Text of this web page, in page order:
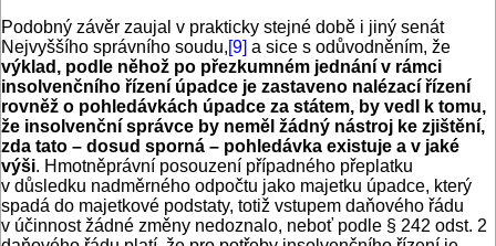
Podobný závěr zaujal v prakticky stejné době i jiný senát
Nejvyššího správního soudu,[9] a sice s odůvodněním, že
výklad, podle něhož po přezkumném jednání v rámci
insolven­čního řízení úpadce je zastaveno nalézací řízení
rovněž o pohledávkách úpadce za státem, by vedl k tomu,
že insolvenční správce by neměl žádný nástroj ke zjištění,
zda tato – dosud sporná – pohledávka existuje a v jaké
výši. Hmotněprávní posouzení případného přeplatku
v důsledku nadměrného odpočtu jako majetku úpadce, který
spadá do majetkové podstaty, totiž vstupem daňového řádu
v účinnost žádné změny nedoznalo, neboť podle § 242 odst. 2